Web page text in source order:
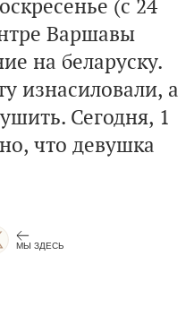
(с 24
Варшавы
на беларуску.
изнасиловали, а
Сегодня, 1
что девушка
МЫ ЗДЕСЬ